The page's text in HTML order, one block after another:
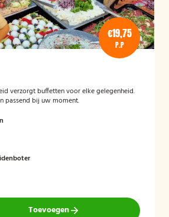
€19,75
P.P
verzorgt buffetten voor elke gelegenheid.
passend bij uw moment.
Toevoegen